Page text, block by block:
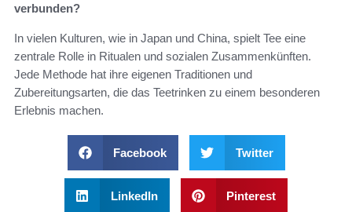
verbunden?
In vielen Kulturen, wie in Japan und China, spielt Tee eine
zentrale Rolle in Ritualen und sozialen Zusammenkünften.
Jede Methode hat ihre eigenen Traditionen und
Zubereitungsarten, die das Teetrinken zu einem besonderen
Erlebnis machen.
Facebook Twitter
LinkedIn Pinterest